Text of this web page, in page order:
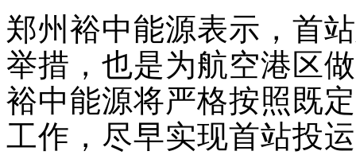
郑州裕中能源表示，首
举措，也是为航空港区
裕中能源将严格按照既
工作，尽早实现首站投